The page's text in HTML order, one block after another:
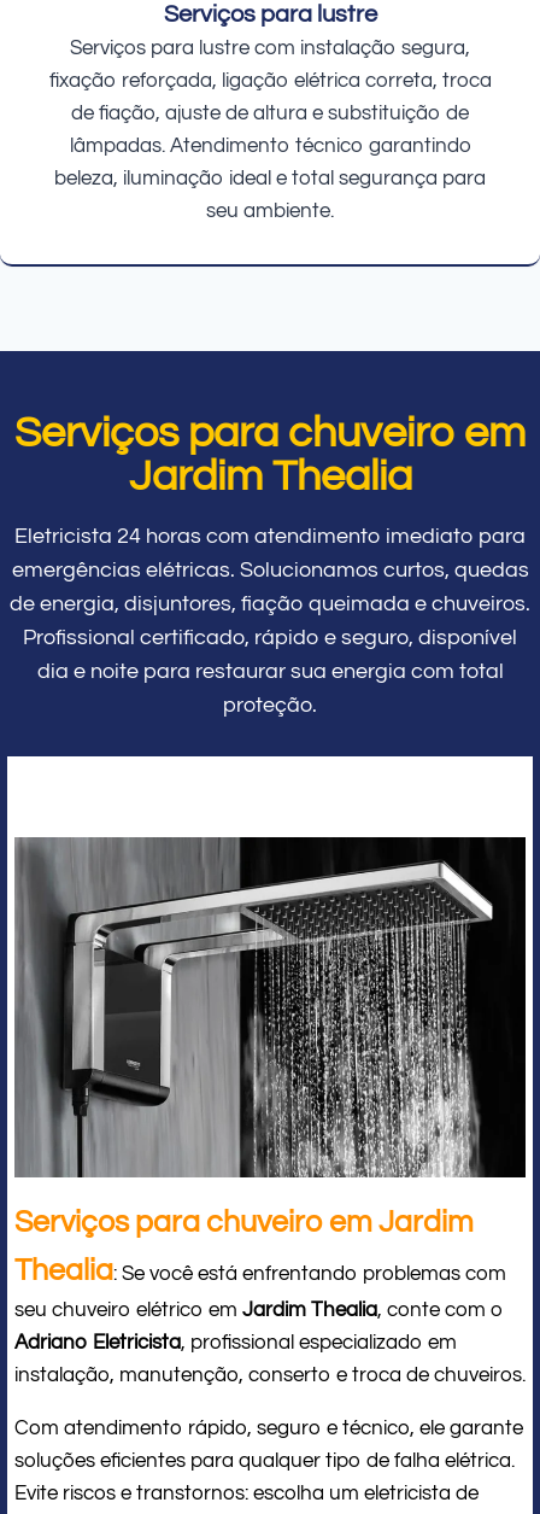
Serviços para lustre
Serviços para lustre com instalação segura,
fixação reforçada, ligação elétrica correta, troca
de fiação, ajuste de altura e substituição de
lâmpadas. Atendimento técnico garantindo
beleza, iluminação ideal e total segurança para
seu ambiente.
Serviços para chuveiro em
Jardim Thealia
Eletricista 24 horas com atendimento imediato para
emergências elétricas. Solucionamos curtos, quedas
de energia, disjuntores, fiação queimada e chuveiros.
Profissional certificado, rápido e seguro, disponível
dia e noite para restaurar sua energia com total
proteção.
Serviços para chuveiro em Jardim
Thealia: Se você está enfrentando problemas com
seu chuveiro elétrico em Jardim Thealia, conte com o
Adriano Eletricista, profissional especializado em
instalação, manutenção, conserto e troca de chuveiros.
Com atendimento rápido, seguro e técnico, ele garante
soluções eficientes para qualquer tipo de falha elétrica.
Evite riscos e transtornos: escolha um eletricista de